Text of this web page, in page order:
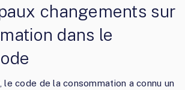
changements sur
dans le
code de la consommation a connu un